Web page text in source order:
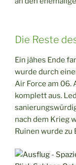
Die Reste
Ein jähes Ende
wurde durch
Air Force am 06.
komplett aus.
nach dem Krieg
Ruinen wurde